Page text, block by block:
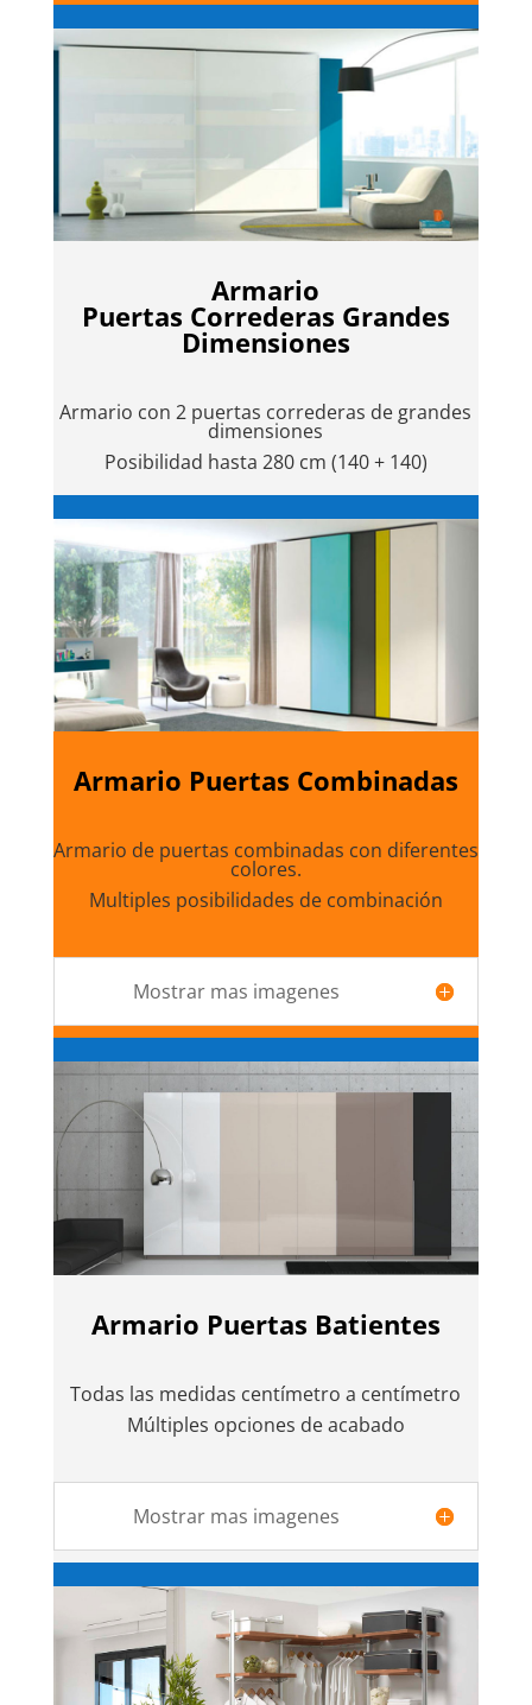
Armario
Puertas Correderas Grandes
Dimensiones
Armario con 2 puertas correderas de grandes
dimensiones
Posibilidad hasta 280 cm (140 + 140)
Armario Puertas Combinadas
Armario de puertas combinadas con diferentes
colores.
Multiples posibilidades de combinación
Mostrar mas imagenes
Armario Puertas Batientes
Todas las medidas centímetro a centímetro
Múltiples opciones de acabado
Mostrar mas imagenes